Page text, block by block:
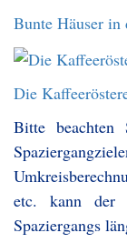
Bunte Häuser in
Die
Bitte beachten
etc. kann der
Spaziergangs